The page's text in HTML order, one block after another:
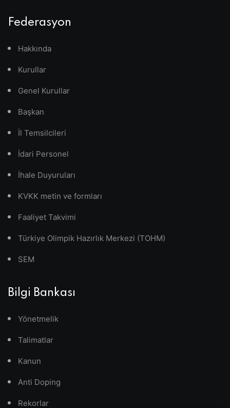
Federasyon
Hakkında
Kurullar
Genel Kurullar
Başkan
İl Temsilcileri
İdari Personel
İhale Duyuruları
KVKK metin ve formları
Faaliyet Takvimi
Türkiye Olimpik Hazırlık Merkezi (TOHM)
SEM
Bilgi Bankası
Yönetmelik
Talimatlar
Kanun
Anti Doping
Rekorlar